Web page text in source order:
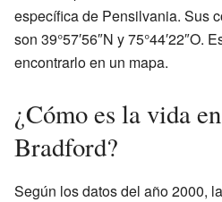
específica de Pensilvania. Sus
son 39°57′56″N y 75°44′22″O.
encontrarlo en un mapa.
¿Cómo es la vida
Bradford?
Según los datos del año 2000,